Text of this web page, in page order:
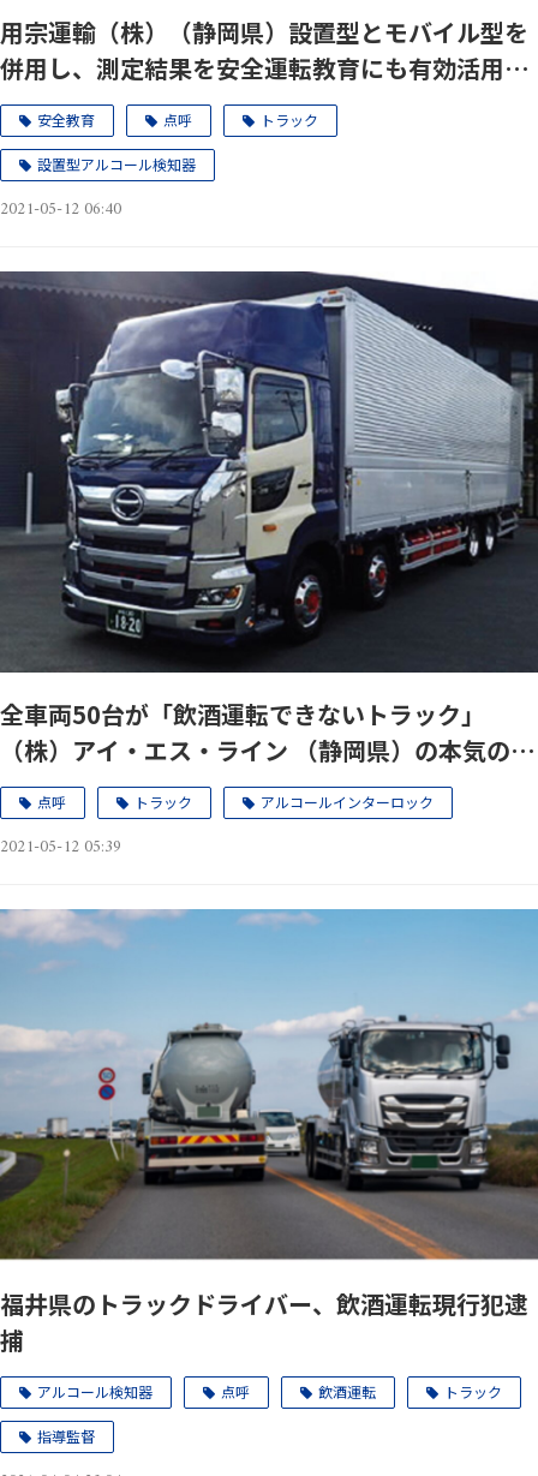
用宗運輸（株）（静岡県）設置型とモバイル型を
併用し、測定結果を安全運転教育にも有効活用！
ドライバー自身が自らの飲酒行動を見つめ直す効
果も。
安全教育 点呼 トラック
設置型アルコール検知器
2021-05-12 06:40
全車両50台が「飲酒運転できないトラック」
（株）アイ・エス・ライン （静岡県）の本気の飲
酒運転防止体制。
点呼 トラック アルコールインターロック
2021-05-12 05:39
福井県のトラックドライバー、飲酒運転現行犯逮
捕
アルコール検知器 点呼 飲酒運転 トラック
指導監督